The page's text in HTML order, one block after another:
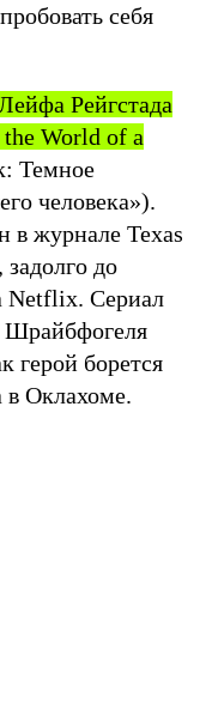
себя
Рейгстада
World of a
Темное
человека»).
в журнале Texas
до
Netflix. Сериал
Шрайбфогеля
герой борется
в Оклахоме.